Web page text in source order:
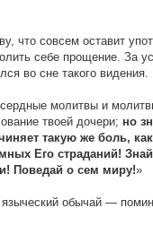
что совсем оставит
себе прощение. За
во сне такого видения.
молитвы и
твоей дочери; но
такую же боль,
Его страданий!
Поведай о сем миру!»
обычай —